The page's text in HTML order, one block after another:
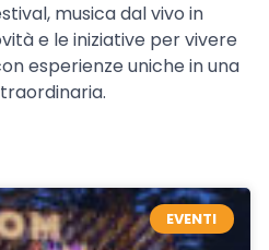
musica dal vivo in
e le iniziative per vivere
esperienze uniche in una
EVENTI